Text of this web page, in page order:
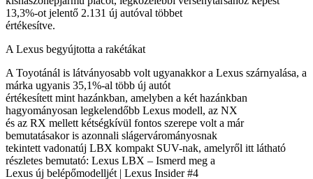
13,3%-ot jelentő 2.131 új autóval többet
értékesítve.
A Lexus begyújtotta a rakétákat
A Toyotánál is látványosabb volt ugyanakkor a Lexus szárnyalása, a
márka ugyanis 35,1%-al több új autót
értékesített mint hazánkban, amelyben a két hazánkban
hagyományosan legkelendőbb Lexus modell, az NX
és az RX mellett kétségkívül fontos szerepe volt a már
bemutatásakor is azonnali slágervárományosnak
tekintett vadonatúj LBX kompakt SUV-nak, amelyről itt látható
részletes bemutató: Lexus LBX – Ismerd meg a
Lexus új belépőmodelljét | Lexus Insider #4